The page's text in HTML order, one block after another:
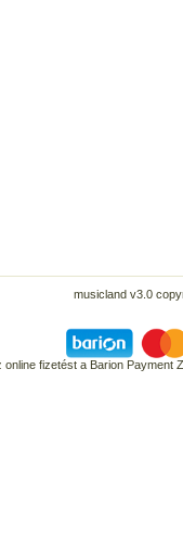
musicland v3.0
online fizetést a Barion Payment